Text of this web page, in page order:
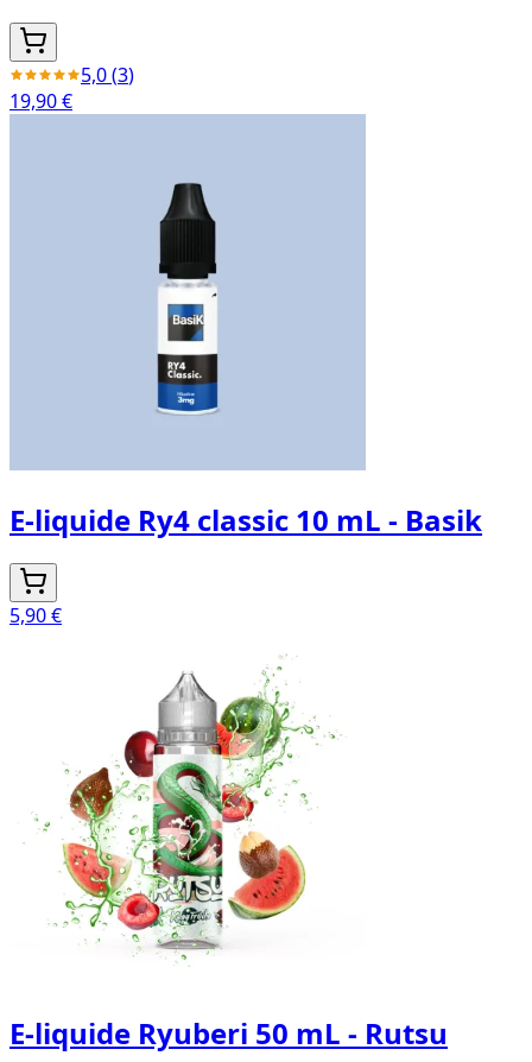
5,0(3)
19,90 €
E-liquide Ry4 classic 10 mL - Basik
5,90 €
E-liquide Ryuberi 50 mL - Rutsu